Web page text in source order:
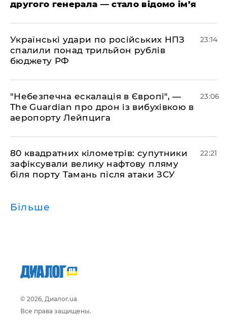
другого генерала — стало відомо ім’я
​Українські удари по російських НПЗ
спалили понад трильйон рублів
бюджету РФ
23:14
​"Небезпечна ескалація в Європі", —
The Guardian про дрон із вибухівкою в
аеропорту Лейпцига
23:06
​80 квадратних кілометрів: супутники
зафіксували велику нафтову пляму
біля порту Тамань після атаки ЗСУ
22:21
Більше
© 2026, Диалог.ua
Все права защищены.